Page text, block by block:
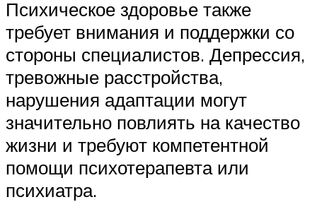
Психическое здоровье также
требует внимания и поддержки со
стороны специалистов. Депрессия,
тревожные расстройства,
нарушения адаптации могут
значительно повлиять на качество
жизни и требуют компетентной
помощи психотерапевта или
психиатра.